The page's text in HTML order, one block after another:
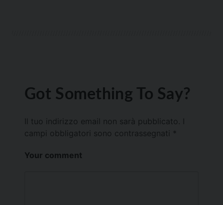
Got Something To Say?
Il tuo indirizzo email non sarà pubblicato.
campi obbligatori sono contrassegnati *
Your comment